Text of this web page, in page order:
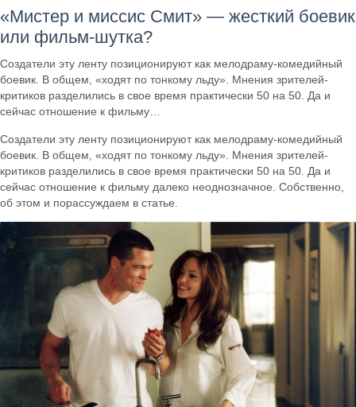
«Мистер и миссис Смит» — жесткий боевик
или фильм-шутка?
Создатели эту ленту позиционируют как мелодраму-комедийный
боевик. В общем, «ходят по тонкому льду». Мнения зрителей-
критиков разделились в свое время практически 50 на 50. Да и
сейчас отношение к фильму…
Создатели эту ленту позиционируют как мелодраму-комедийный
боевик. В общем, «ходят по тонкому льду». Мнения зрителей-
критиков разделились в свое время практически 50 на 50. Да и
сейчас отношение к фильму далеко неоднозначное. Собственно,
об этом и порассуждаем в статье.